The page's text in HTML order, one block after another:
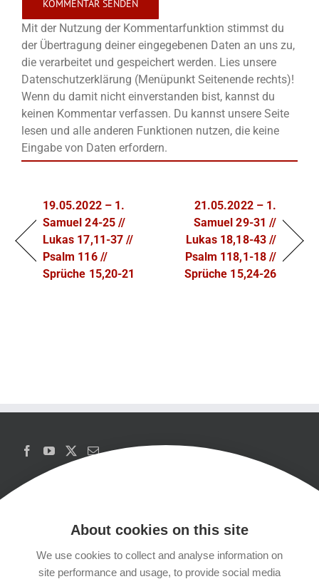
Mit der Nutzung der Kommentarfunktion stimmst du
der Übertragung deiner eingegebenen Daten an uns zu,
die verarbeitet und gespeichert werden. Lies unsere
Datenschutzerklärung (Menüpunkt Seitenende rechts)!
Wenn du damit nicht einverstanden bist, kannst du
keinen Kommentar verfassen. Du kannst unsere Seite
lesen und alle anderen Funktionen nutzen, die keine
Eingabe von Daten erfordern.
19.05.2022 – 1.
Samuel 24-25 //
Lukas 17,11-37 //
Psalm 116 //
Sprüche 15,20-21
21.05.2022 – 1.
Samuel 29-31 //
Lukas 18,18-43 //
Psalm 118,1-18 //
Sprüche 15,24-26
Copyrights
About cookies on this site
We use cookies to collect and analyse information on
site performance and usage, to provide social media